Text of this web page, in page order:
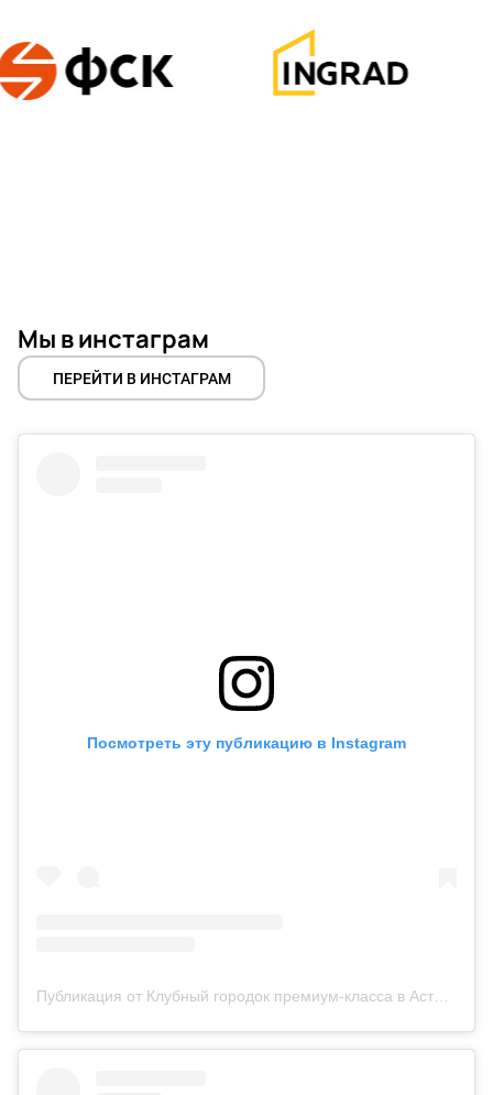
Мы в инстаграм
ПЕРЕЙТИ В ИНСТАГРАМ
Посмотреть эту публикацию в Instagram
Публикация от Клубный городок премиум-класса в Астане (@ellington_hills)